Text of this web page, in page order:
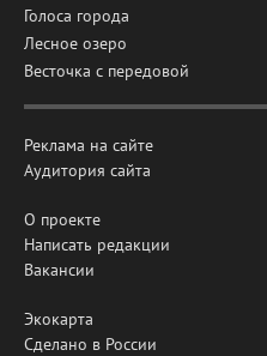
Голоса города
Лесное озеро
Весточка с передовой
Реклама на сайте
Аудитория сайта
О проекте
Написать редакции
Вакансии
Экокарта
Сделано в России